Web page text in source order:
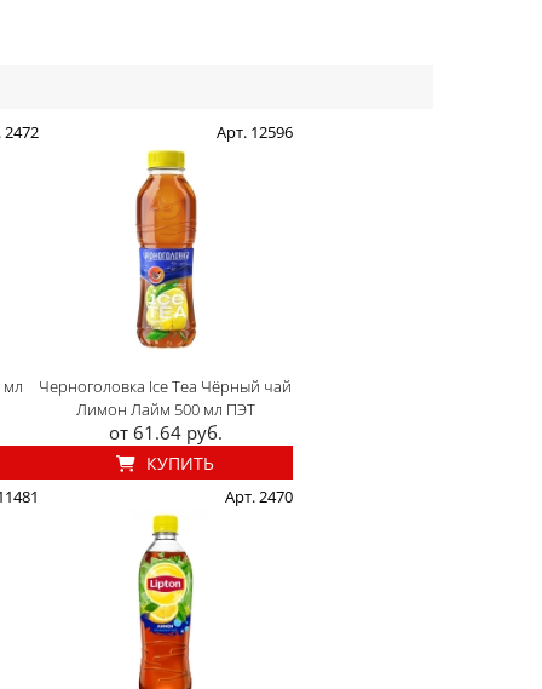
2472
мл
Арт. 12596
Черноголовка Ice Tea Чёрный чай
Лимон Лайм 500 мл ПЭТ
от 61.64 руб.
КУПИТЬ
Арт. 2470